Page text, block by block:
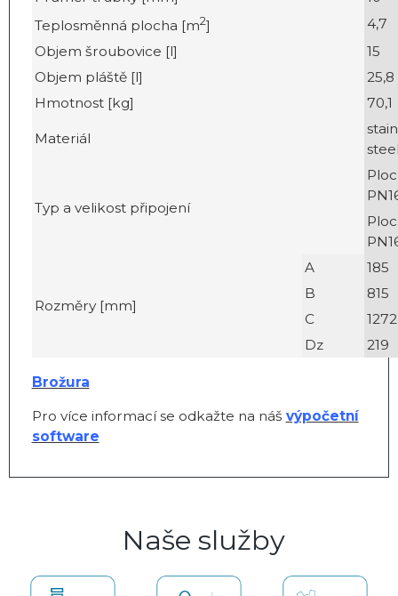
Teplosměnná plocha [m2]
4,7
Objem šroubovice [l]
15
Objem pláště [l]
25,8
Hmotnost [kg]
70,1
Materiál
Typ a velikost připojení
Rozměry [mm]
A
185
B
815
C
1272
Dz
219
Brožura
Pro více informací se odkažte na náš výpočetní
software
Naše služby